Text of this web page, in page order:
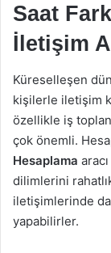
Saat
İletişim
Küreselleşen
kişilerle iletişim
özellikle iş
çok önemli.
Hesaplama
dilimlerini
iletişimlerinde
yapabilirler.